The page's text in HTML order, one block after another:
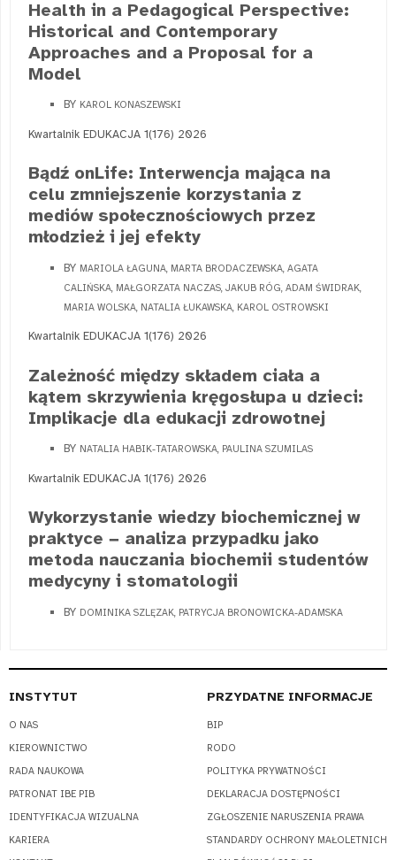
Health in a Pedagogical Perspective:
Historical and Contemporary
Approaches and a Proposal for a
Model
BY KAROL KONASZEWSKI
Kwartalnik EDUKACJA 1(176) 2026
Bądź onLife: Interwencja mająca na
celu zmniejszenie korzystania z
mediów społecznościowych przez
młodzież i jej efekty
BY MARIOLA ŁAGUNA, MARTA BRODACZEWSKA, AGATA
CALIŃSKA, MAŁGORZATA NACZAS, JAKUB RÓG, ADAM ŚWIDRAK,
MARIA WOLSKA, NATALIA ŁUKAWSKA, KAROL OSTROWSKI
Kwartalnik EDUKACJA 1(176) 2026
Zależność między składem ciała a
kątem skrzywienia kręgosłupa u dzieci:
Implikacje dla edukacji zdrowotnej
BY NATALIA HABIK-TATAROWSKA, PAULINA SZUMILAS
Kwartalnik EDUKACJA 1(176) 2026
Wykorzystanie wiedzy biochemicznej w
praktyce − analiza przypadku jako
metoda nauczania biochemii studentów
medycyny i stomatologii
BY DOMINIKA SZLĘZAK, PATRYCJA BRONOWICKA-ADAMSKA
INSTYTUT
O NAS
KIEROWNICTWO
RADA NAUKOWA
PATRONAT IBE PIB
IDENTYFIKACJA WIZUALNA
KARIERA
PRZYDATNE INFORMACJE
BIP
RODO
POLITYKA PRYWATNOŚCI
DEKLARACJA DOSTĘPNOŚCI
ZGŁOSZENIE NARUSZENIA PRAWA
STANDARDY OCHRONY MAŁOLETNICH